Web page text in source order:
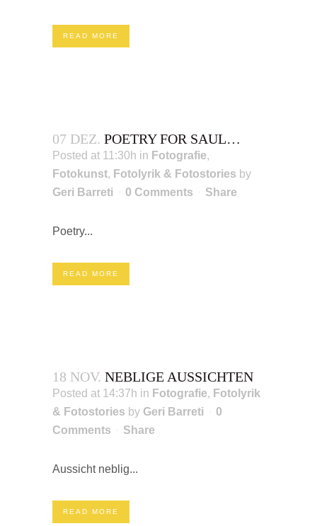
READ MORE
07 DEZ. POETRY FOR SAUL…
Posted at 11:30h in Fotografie,
Fotokunst, Fotolyrik & Fotostories by
Geri Barreti
0 Comments Share
Poetry...
READ MORE
18 NOV. NEBLIGE AUSSICHTEN
Posted at 14:37h in Fotografie, Fotolyrik
& Fotostories by Geri Barreti
0
Comments
Share
Aussicht neblig...
READ MORE